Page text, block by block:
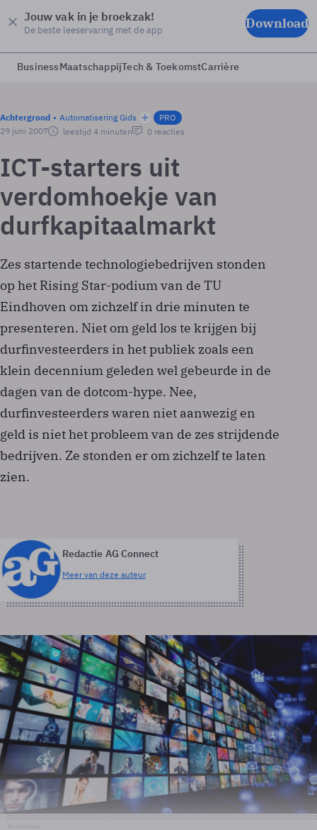
Jouw vak in je broekzak!
De beste leeservaring met de app Download
BusinessMaatschappijTech & ToekomstCarrière
Achtergrond Automatisering Gids
PRO
29 juni 2007
leestijd 4 minuten 0 reacties
ICT-starters uit
verdomhoekje van
durfkapitaalmarkt
Zes startende technologiebedrijven stonden
op het Rising Star-podium van de TU
Eindhoven om zichzelf in drie minuten te
presenteren. Niet om geld los te krijgen bij
durf­investeerders in het publiek zoals een
klein decennium geleden wel gebeurde in de
dagen van de dotcom-hype. Nee,
durfinvesteerders waren niet aanwezig en
geld is niet het probleem van de zes strijdende
bedrijven. Ze stonden er om zichzelf te laten
zien.
Redactie AG Connect
Meer van deze auteur